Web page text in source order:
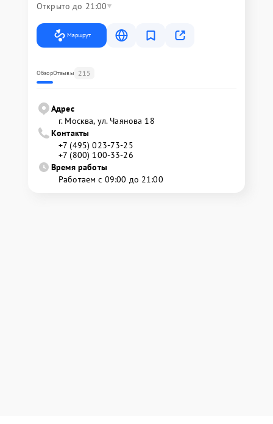
Открыто до 21:00
Маршрут
ОбзорОтзывы 215
Адрес
г. Москва, ул. Чаянова 18
Контакты
+7 (495) 023-73-25
+7 (800) 100-33-26
Время работы
Работаем с 09:00 до 21:00